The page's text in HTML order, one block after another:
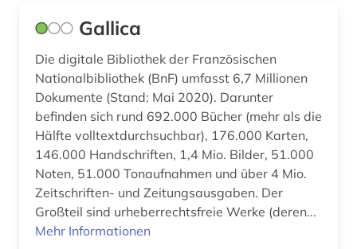
frühe neuzeit (2)
galloromanistik (2)
gedenktag (1)
genderforschung (1)
geografie (2)
geographie (2)
Portugal (1)
Rheinland-Pfalz (1)
Rumänien (2)
Russland, Sowjetunion (16)
Saarland (1)
Gallica
Die digitale Bibliothek der Französischen
Nationalbibliothek (BnF) umfasst 6,7 Millionen
Dokumente (Stand: Mai 2020). Darunter
befinden sich rund 692.000 Bücher (mehr als die
Hälfte volltextdurchsuchbar), 176.000 Karten,
146.000 Handschriften, 1,4 Mio. Bilder, 51.000
Noten, 51.000 Tonaufnahmen und über 4 Mio.
Zeitschriften- und Zeitungsausgaben. Der
Großteil sind urheberrechtsfreie Werke (deren...
Mehr Informationen